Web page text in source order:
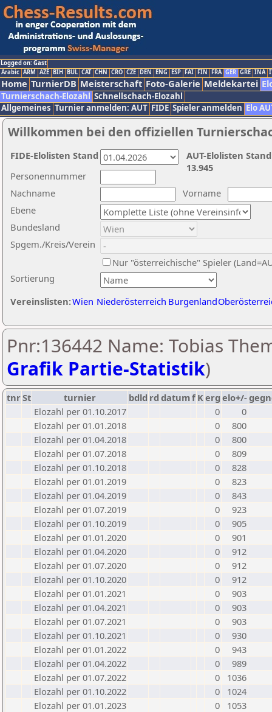
Logged on: Gast
Arabic ARM AZE BIH BUL CAT CHN CRO CZE DEN ENG ESP FAI FIN FRA GER GRE INA
Home TurnierDB Meisterschaft Foto-Galerie Meldekartei
Turnierschach-Elozahl Schnellschach-Elozahl
Allgemeines Turnier anmelden: AUT FIDE Spieler anmelden Elo
Willkommen bei den offiziellen
Nachname
Vorname
Ebene
Sortierung
Personennummer
Bundesland
Spgem./Kreis/Verein
Nur "österreichische" Spieler
Vereinslisten:Wien Niederösterreich Burgenland
AUT-Elolisten
13.945
FIDE-Elolisten Stand
Pnr:136442 Name: Tobias
Grafik Partie-Statistik)
tnrSt turnier bdld rd datumf Kerg elo+/-
Elozahl per 01.10.2017
0
0
Elozahl per 01.01.2018
0
800
Elozahl per 01.04.2018
0
800
Elozahl per 01.07.2018
0
809
Elozahl per 01.10.2018
0
828
Elozahl per 01.01.2019
0
823
Elozahl per 01.04.2019
0
843
Elozahl per 01.07.2019
0
923
Elozahl per 01.10.2019
0
905
Elozahl per 01.01.2020
0
901
Elozahl per 01.04.2020
0
912
Elozahl per 01.07.2020
0
912
Elozahl per 01.10.2020
0
912
Elozahl per 01.01.2021
0
903
Elozahl per 01.04.2021
0
903
Elozahl per 01.07.2021
0
903
Elozahl per 01.10.2021
0
930
Elozahl per 01.01.2022
0
943
Elozahl per 01.04.2022
0
989
Elozahl per 01.07.2022
0
1036
Elozahl per 01.10.2022
0
1024
Elozahl per 01.01.2023
0
1053